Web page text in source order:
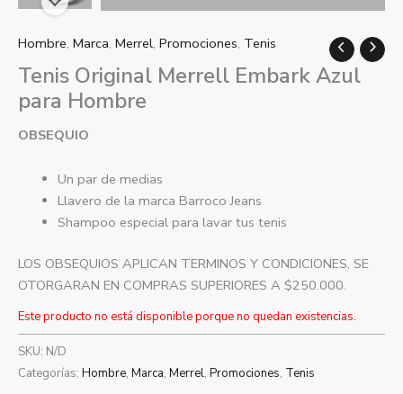
Hombre, Marca, Merrel, Promociones, Tenis
Tenis Original Merrell Embark Azul
para Hombre
OBSEQUIO
Un par de medias
Llavero de la marca Barroco Jeans
Shampoo especial para lavar tus tenis
LOS OBSEQUIOS APLICAN TERMINOS Y CONDICIONES, SE
OTORGARAN EN COMPRAS SUPERIORES A $250.000.
Este producto no está disponible porque no quedan existencias.
SKU: N/D
Categorías: Hombre, Marca, Merrel, Promociones, Tenis